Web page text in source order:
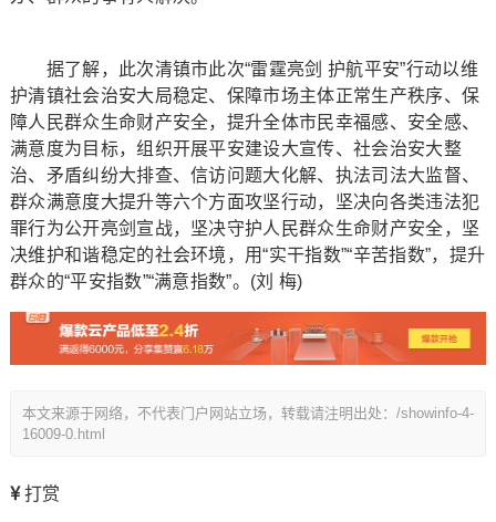
据了解，此次清镇市此次“雷霆亮剑 护航平安”行动以维
护清镇社会治安大局稳定、保障市场主体正常生产秩序、保
障人民群众生命财产安全，提升全体市民幸福感、安全感、
满意度为目标，组织开展平安建设大宣传、社会治安大整
治、矛盾纠纷大排查、信访问题大化解、执法司法大监督、
群众满意度大提升等六个方面攻坚行动，坚决向各类违法犯
罪行为公开亮剑宣战，坚决守护人民群众生命财产安全，坚
决维护和谐稳定的社会环境，用“实干指数”“辛苦指数”，提升
群众的“平安指数”“满意指数”。(刘 梅)
本文来源于网络，不代表门户网站立场，转载请注明出处：/showinfo-4-
16009-0.html
打赏